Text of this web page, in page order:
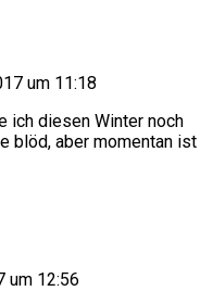
um 11:18
ich diesen Winter noch
blöd, aber momentan ist
um 12:56